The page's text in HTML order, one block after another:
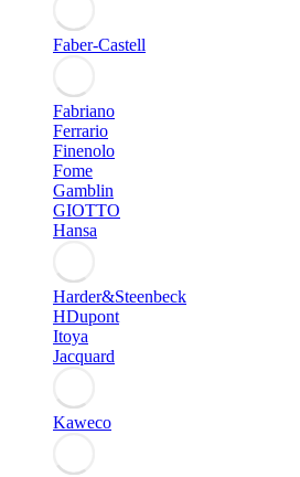
Faber-Castell
Fabriano
Ferrario
Finenolo
Fome
Gamblin
GIOTTO
Hansa
Harder&Steenbeck
HDupont
Itoya
Jacquard
Kaweco